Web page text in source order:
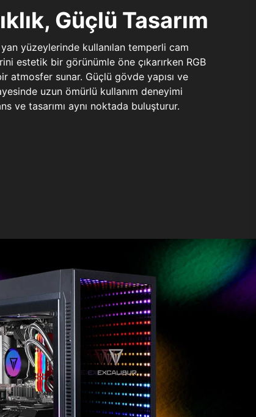
Güçlü Tasarım
yüzeylerinde kullanılan temperli cam
estetik bir görünümle öne çıkarırken RGB
atmosfer sunar. Güçlü gövde yapısı ve
uzun ömürlü kullanım deneyimi
ve tasarımı aynı noktada buluşturur.